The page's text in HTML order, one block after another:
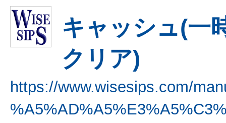
キャッシュ(一
クリア)
https://www.wisesips.com/